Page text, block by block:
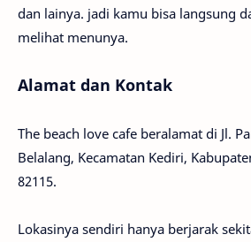
dan lainya. jadi kamu bisa langsung
melihat menunya.
Alamat dan Kontak
The beach love cafe beralamat di Jl.
Belalang, Kecamatan Kediri,
82115.
Lokasinya sendiri hanya berjarak